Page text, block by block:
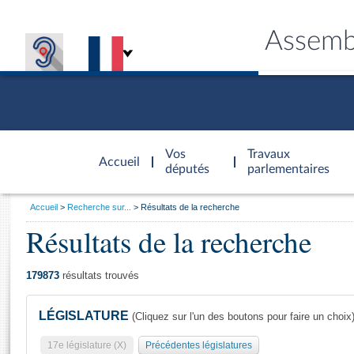
Accueil
d'accueil
Vos
députés
Travaux
parlementaires
Général
Vous
Accueil Recherche sur... Résultats de la recherche
Résultats de la recherche
179873 résultats trouvés
LÉGISLATURE (Cliquez sur l'un des boutons pour faire un choix)
17e législature (X) Précédentes législatures